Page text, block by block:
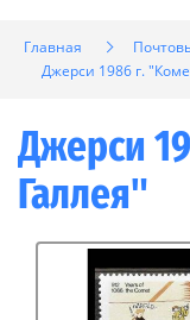
Главная
Джерси 1986 г.
Джерси
Галлея"